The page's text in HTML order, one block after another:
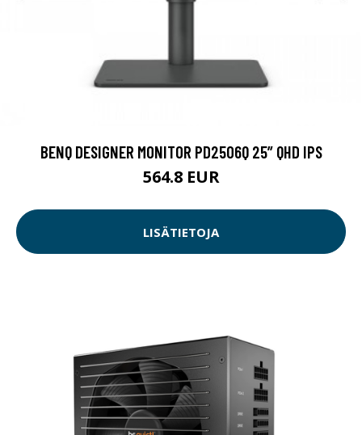
BENQ DESIGNER MONITOR PD2506Q 25” QHD IPS
564.8 EUR
LISÄTIETOJA